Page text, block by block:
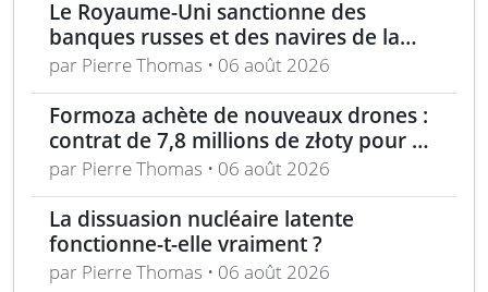
Le Royaume-Uni sanctionne des
banques russes et des navires de la
flotte fantôme liée à Moscou
par Pierre Thomas • 06 août 2026
Formoza achète de nouveaux drones :
contrat de 7,8 millions de złoty pour un
consortium polonais
par Pierre Thomas • 06 août 2026
La dissuasion nucléaire latente
fonctionne-t-elle vraiment ?
par Pierre Thomas • 06 août 2026